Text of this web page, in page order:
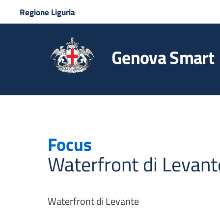
Regione Liguria
Genova Smart
Focus
Waterfront di
Waterfront di Levante